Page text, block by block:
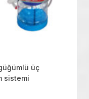
üç
sistemi